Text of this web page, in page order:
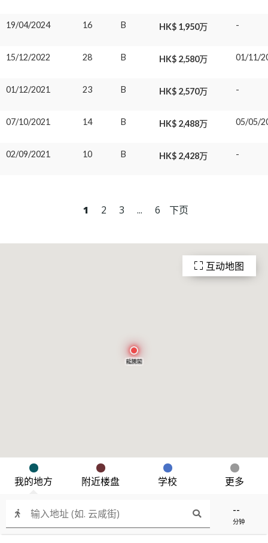
龍騰閣
--
分钟
我的地方 附近楼盘 学校 更多
互动地图
19/04/2024 16 B HK$ 1,950万 -
15/12/2022 28 B HK$ 2,580万 01/11/
01/12/2021 23 B HK$ 2,570万 -
07/10/2021 14 B HK$ 2,488万 05/05/
02/09/2021 10 B HK$ 2,428万 -
1 2 3 ... 6 下页